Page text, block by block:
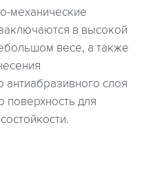
механические
в высокой
весе, а также
антиабразивного слоя
поверхность для